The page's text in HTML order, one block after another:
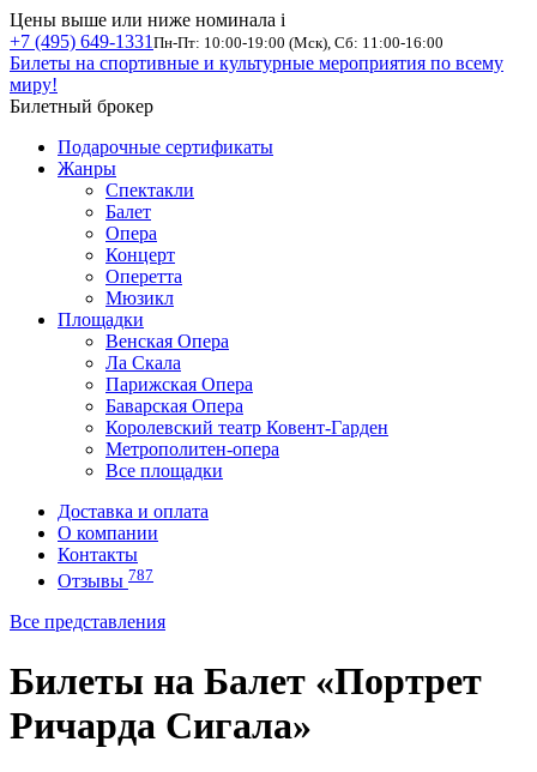
Цены выше или ниже номинала i
+7 (495) 649-1331 Пн-Пт: 10:00-19:00 (Мск), Сб: 11:00-16:00
Билеты на спортивные и культурные мероприятия по всему
миру!
Билетный брокер
Подарочные сертификаты
Жанры
Спектакли
Балет
Опера
Концерт
Оперетта
Мюзикл
Площадки
Венская Опера
Ла Скала
Парижская Опера
Баварская Опера
Королевский театр Ковент-Гарден
Метрополитен-опера
Все площадки
Доставка и оплата
О компании
Контакты
Отзывы 787
Все представления
Билеты на Балет «Портрет
Ричарда Сигала»